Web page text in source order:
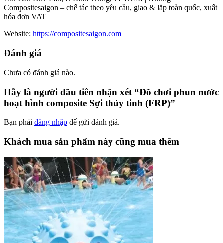
Compositesaigon – chế tác theo yêu cầu, giao & lắp toàn quốc, xuất
hóa đơn VAT
Website: https://compositesaigon.com
Đánh giá
Chưa có đánh giá nào.
Hãy là người đầu tiên nhận xét “Đồ chơi phun nước
hoạt hình composite Sợi thủy tinh (FRP)”
Bạn phải đăng nhập để gửi đánh giá.
Khách mua sản phẩm này cũng mua thêm